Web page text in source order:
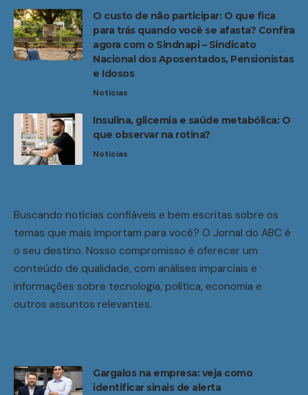
O custo de não participar: O que fica
para trás quando você se afasta? Confira
agora com o Sindnapi – Sindicato
Nacional dos Aposentados, Pensionistas
e Idosos
Noticias
Insulina, glicemia e saúde metabólica: O
que observar na rotina?
Noticias
Buscando notícias confiáveis e bem escritas sobre os
temas que mais importam para você? O Jornal do ABC é
o seu destino. Nosso compromisso é oferecer um
conteúdo de qualidade, com análises imparciais e
informações sobre tecnologia, política, economia e
outros assuntos relevantes.
Gargalos na empresa: veja como
identificar sinais de alerta